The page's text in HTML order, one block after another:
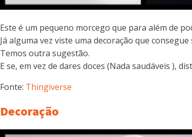
Este é um pequeno morcego que para além de
Já alguma vez viste uma decoração que
Temos outra sugestão.
E se, em vez de dares doces (Nada saudáveis ),
Fonte: Thingiverse
Decoração